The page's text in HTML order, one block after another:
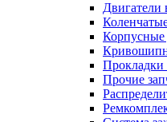
Двигатели
Корпусные
Прокладки
Прочие